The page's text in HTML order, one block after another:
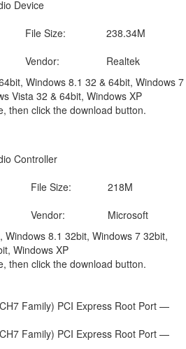
Device
File Size:
238.34M
Vendor:
Realtek
Windows 8.1 32 & 64bit, Windows 7
Vista 32 & 64bit, Windows XP
then click the download button.
Controller
File Size:
218M
Vendor:
Microsoft
Windows 8.1 32bit, Windows 7 32bit,
Windows XP
then click the download button.
Family) PCI Express Root Port —
Family) PCI Express Root Port —